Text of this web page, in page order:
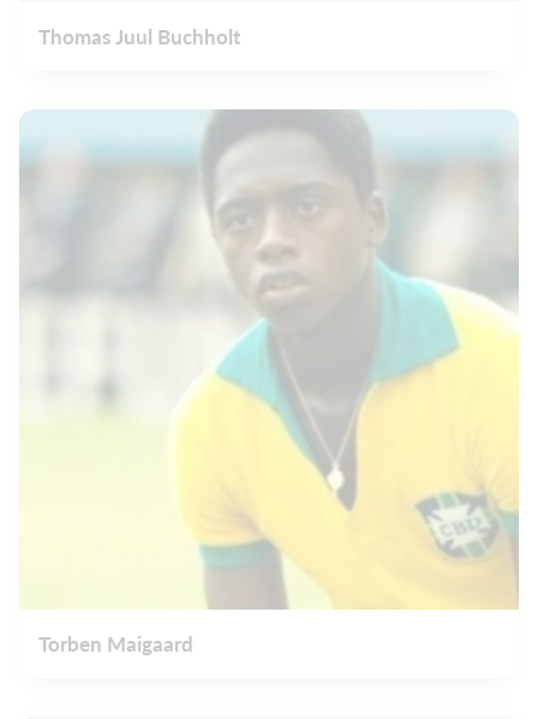
Thomas Juul Buchholt
Torben Maigaard